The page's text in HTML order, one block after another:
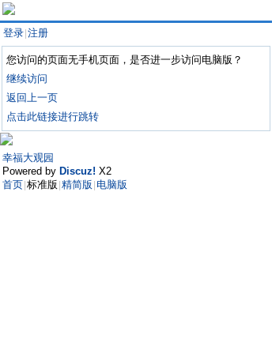
登录 注册
您访问的页面无手机页面，是否进一步访问电脑版？
继续访问
返回上一页
点击此链接进行跳转
幸福大观园
Powered by Discuz! X2
首页 标准版 精简版 电脑版